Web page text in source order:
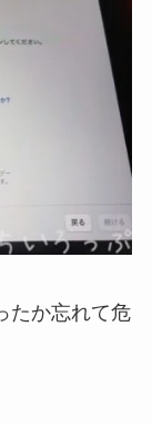
たか忘れて危